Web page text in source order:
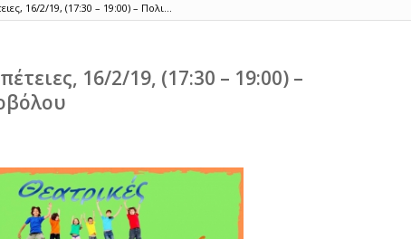
16/2/19, (17:30 – 19:00) – Πολι...
16/2/19, (17:30 – 19:00) –